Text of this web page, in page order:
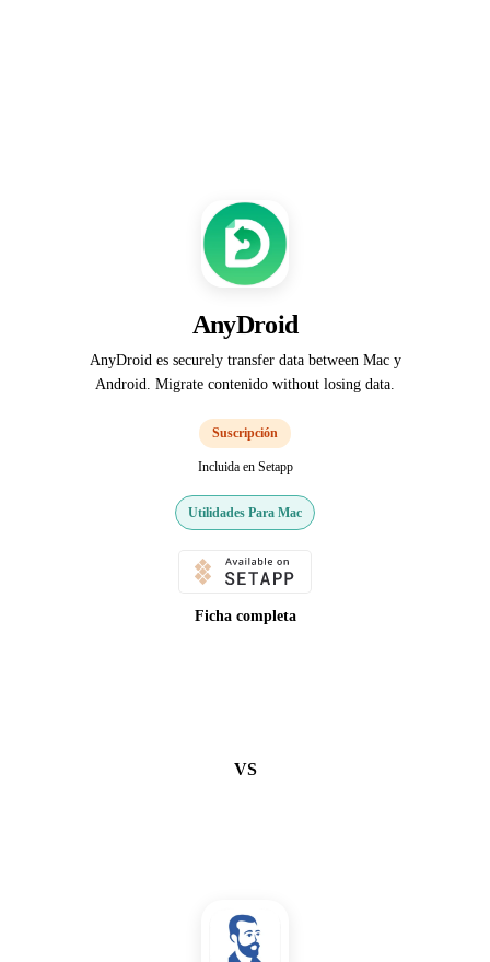
AnyDroid
AnyDroid es securely transfer data between Mac y
Android. Migrate contenido without losing data.
Suscripción
Incluida en Setapp
Utilidades Para Mac
Ficha completa
VS